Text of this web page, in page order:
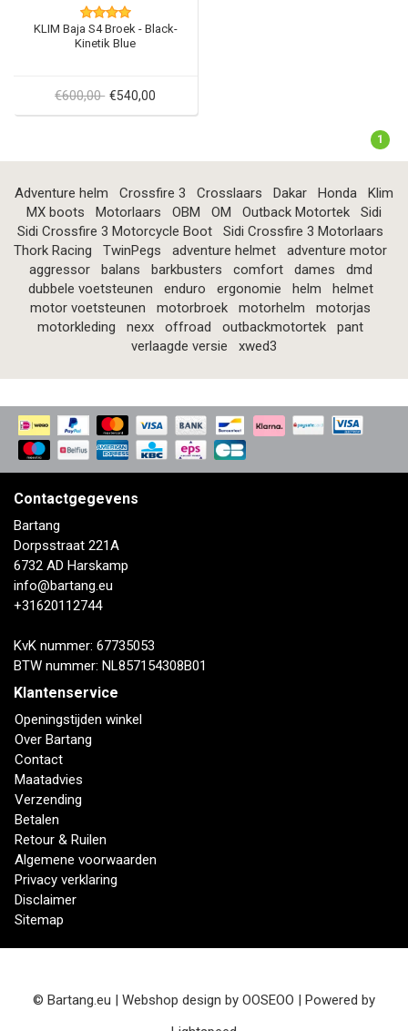
KLIM Baja S4 Broek - Black-
Kinetik Blue
€600,00 €540,00
1
Adventure helm Crossfire 3 Crosslaars Dakar Honda
Klim
MX boots
Motorlaars OBM OM Outback Motortek
Sidi
Sidi Crossfire 3 Motorcycle Boot
Sidi Crossfire 3 Motorlaars
Thork Racing
TwinPegs adventure helmet
adventure motor
aggressor
balans barkbusters comfort dames
dmd
dubbele voetsteunen
enduro ergonomie helm
helmet
motor voetsteunen
motorbroek motorhelm
motorjas
motorkleding
nexx offroad outbackmotortek
pant
verlaagde versie
xwed3
Contactgegevens
Bartang
Dorpsstraat 221A
6732 AD Harskamp
info@bartang.eu
+31620112744
KvK nummer: 67735053
BTW nummer: NL857154308B01
Klantenservice
Openingstijden winkel
Over Bartang
Contact
Maatadvies
Verzending
Betalen
Retour & Ruilen
Algemene voorwaarden
Privacy verklaring
Disclaimer
Sitemap
© Bartang.eu | Webshop design by OOSEOO | Powered by